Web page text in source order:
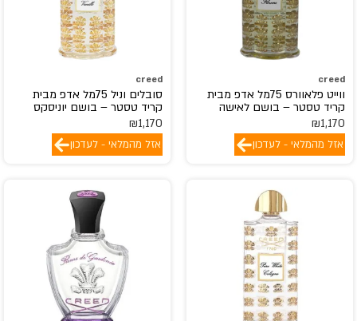
creed
ווייט פלאוורס 75מל אדפ מבית
קריד טסטר – בושם לאישה
₪1,170
אזל מהמלאי - לעדכון
creed
סובלים וניל 75מל אדפ מבית
קריד טסטר – בושם יוניסקס
₪1,170
אזל מהמלאי - לעדכון